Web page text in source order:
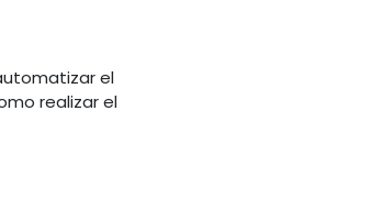
el
realizar el